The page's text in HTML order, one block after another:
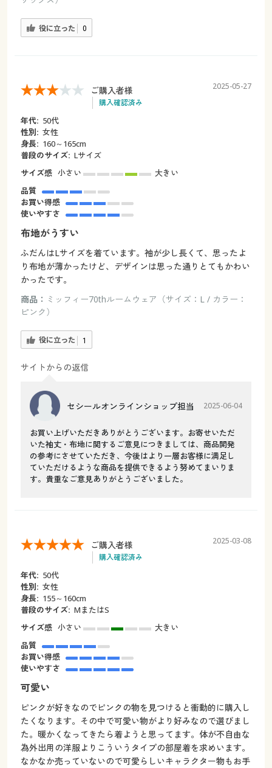
役に立った 0
ご購入者様
購入確認済み
2025-05-27
年代: 50代
性別: 女性
身長: 160～165cm
普段のサイズ: Lサイズ
サイズ感 小さい
大きい
品質
お買い得感
使いやすさ
布地がうすい
ふだんはLサイズを着ています。袖が少し長くて、思ったよ
り布地が薄かったけど、デザインは思った通りとてもかわい
かったです。
商品： ミッフィー70thルームウェア（サイズ：L / カラー：
ピンク）
役に立った 1
サイトからの返信
セシールオンラインショップ担当 2025-06-04
お買い上げいただきありがとうございます。お寄せいただ
いた袖丈・布地に関するご意見につきましては、商品開発
の参考にさせていただき、今後はより一層お客様に満足し
ていただけるような商品を提供できるよう努めてまいりま
す。貴重なご意見ありがとうございました。
ご購入者様
購入確認済み
2025-03-08
年代: 50代
性別: 女性
身長: 155～160cm
普段のサイズ: MまたはS
サイズ感 小さい
大きい
品質
お買い得感
使いやすさ
可愛い
ピンクが好きなのでピンクの物を見つけると衝動的に購入し
たくなります。その中で可愛い物がより好みなので選びまし
た。暖かくなってきたら着ようと思ってます。体が不自由な
為外出用の洋服よりこういうタイプの部屋着を求めいます。
なかなか売っていないので可愛らしいキャラクター物もお手